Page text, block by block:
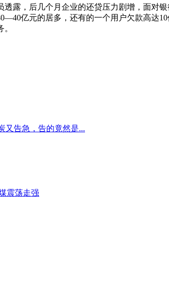
露，后几个月企业的还贷压力剧增，面对
亿元的居多，还有的一个用户欠款高达
又告急，告的竟然是...
震荡走强